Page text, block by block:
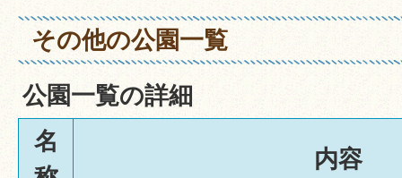
その他の公園一覧
公園一覧の詳細
名
内容